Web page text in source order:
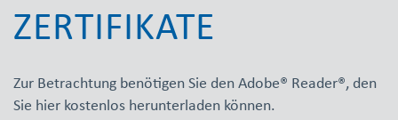
ZERTIFIKATE
Zur Betrachtung benötigen Sie den Adobe® Reader®, den
Sie hier kostenlos herunterladen können.